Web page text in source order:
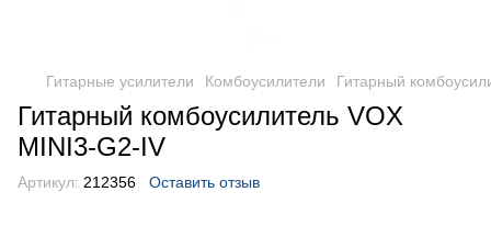
Гитарные усилители Комбоусилители Гитарный
Гитарный комбоусилитель VOX
MINI3-G2-IV
Артикул: 212356 Оставить отзыв